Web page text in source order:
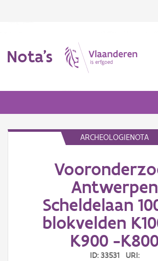
Nota's
ARCHEOLOGIENOTA
Antwerpen
Scheldelaan
blokvelden
K900 -
ID: 33531 URI: